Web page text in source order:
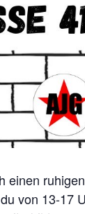
einen
von 13-17